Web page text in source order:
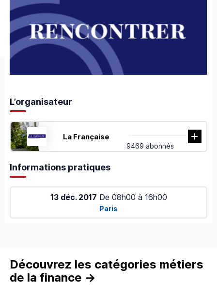
L’organisateur
La Française
9469 abonnés
Informations pratiques
13 déc. 2017 De 08h00 à 16h00
Paris
Découvrez les catégories métiers
de la finance →